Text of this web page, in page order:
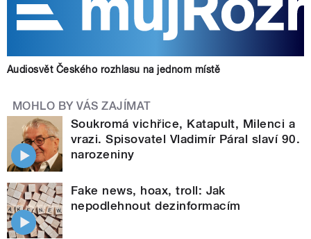
Audiosvět Českého rozhlasu na jednom místě
MOHLO BY VÁS ZAJÍMAT
Soukromá vichřice, Katapult, Milenci a
vrazi. Spisovatel Vladimír Páral slaví 90.
narozeniny
Fake news, hoax, troll: Jak
nepodlehnout dezinformacím